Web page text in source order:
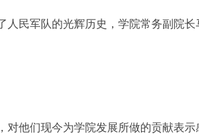
民军队的光辉历史，学院常务副院长
他们现今为学院发展所做的贡献表示